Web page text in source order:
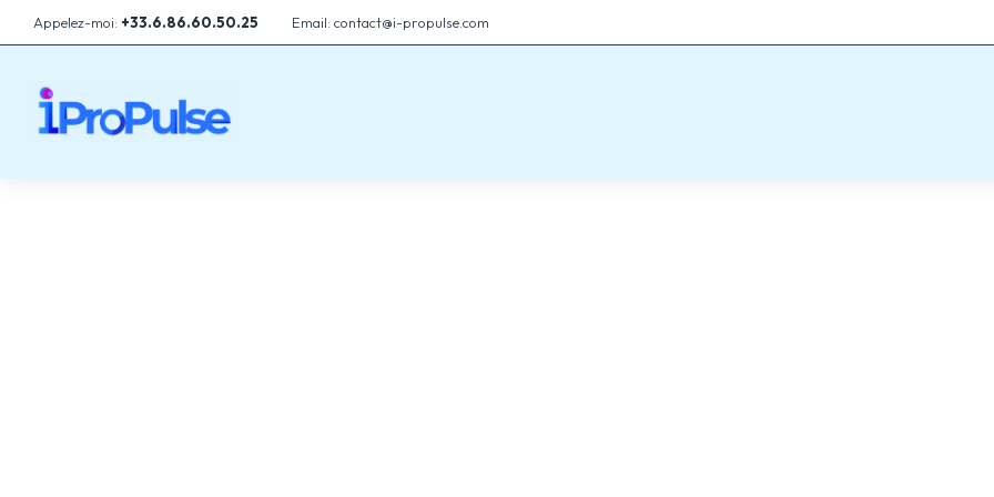
Appelez-moi: +33.6.86.60.50.25 Email: contact@i-propulse.com